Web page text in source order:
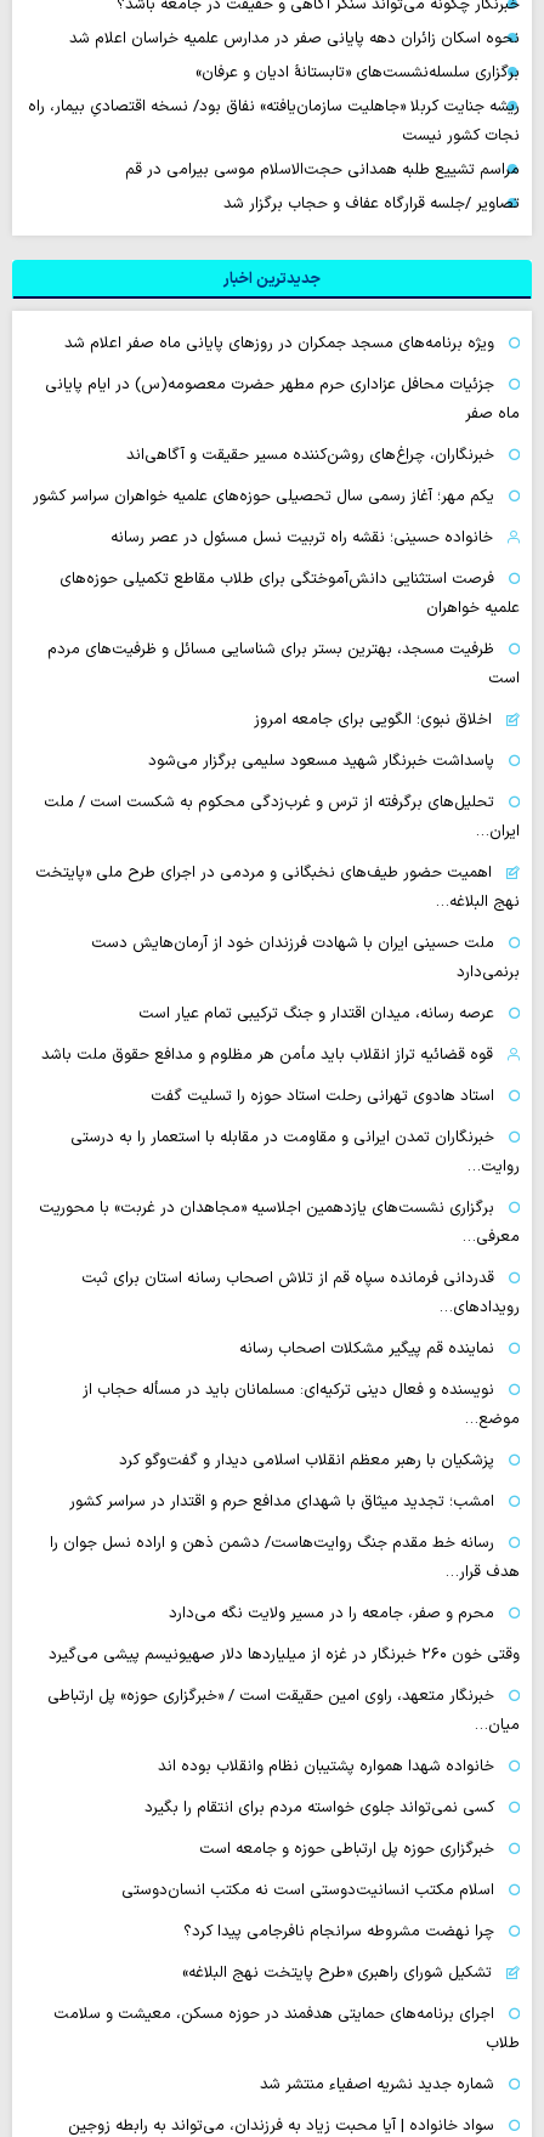
نحوه اسکان زائران دهه پایانی صفر در مدارس علمیه خراسان اعلام شد
برگزاری سلسله‌نشست‌های «تابستانهٔ ادیان و عرفان»
ریشه جنایت کربلا «جاهلیت سازمان‌یافته» نفاق بود/ نسخه اقتصادیِ بیمار، راه
نجات کشور نیست
مراسم تشییع طلبه همدانی حجت‌الاسلام موسی بیرامی در قم
تصاویر /جلسه قرارگاه عفاف و حجاب برگزار شد
جدیدترین اخبار
‌ویژه برنامه‌های مسجد جمکران در روزهای پایانی ماه صفر اعلام شد
جزئیات محافل عزاداری حرم مطهر حضرت معصومه(س) در ایام پایانی
ماه صفر
خبرنگاران، چراغ‌های روشن‌کننده مسیر حقیقت و آگاهی‌اند
یکم مهر؛ آغاز رسمی سال تحصیلی حوزه‌های علمیه خواهران سراسر کشور
خانواده حسینی؛ نقشه راه تربیت نسل مسئول در عصر رسانه
فرصت استثنایی دانش‌آموختگی برای طلاب مقاطع تکمیلی حوزه‌های
علمیه خواهران
ظرفیت مسجد، بهترین بستر برای شناسایی مسائل و ظرفیت‌های مردم
است
اخلاق نبوی؛ الگویی برای جامعه امروز
پاسداشت خبرنگار شهید مسعود سلیمی برگزار می‌شود
تحلیل‌های برگرفته از ترس و غرب‌زدگی محکوم به شکست است / ملت
ایران…
اهمیت حضور طیف‌های نخبگانی و مردمی در اجرای طرح ملی «پایتخت
نهج البلاغه…
ملت حسینی ایران با شهادت فرزندان خود از آرمان‌هایش دست
برنمی‌دارد
عرصه رسانه، میدان اقتدار و جنگ ترکیبی تمام عیار است
قوه قضائیه تراز انقلاب باید مأمن هر مظلوم و مدافع حقوق ملت باشد
استاد هادوی تهرانی رحلت استاد حوزه را تسلیت گفت
خبرنگاران تمدن ایرانی و مقاومت در مقابله با استعمار را به درستی
روایت…
برگزاری نشست‌های یازدهمین اجلاسیه «مجاهدان در غربت» با محوریت
معرفی…
قدردانی فرمانده سپاه قم از تلاش اصحاب رسانه استان برای ثبت
رویدادهای…
نماینده قم پیگیر مشکلات اصحاب رسانه
نویسنده و فعال دینی ترکیه‌ای: مسلمانان باید در مسأله حجاب از
موضع…
پزشکیان با رهبر معظم انقلاب اسلامی دیدار و گفت‌وگو کرد
امشب؛ تجدید میثاق با شهدای مدافع حرم و اقتدار در سراسر کشور
رسانه‌ خط مقدم جنگ روایت‌هاست/ دشمن ذهن و اراده نسل جوان را
هدف قرار…
محرم و صفر، جامعه را در مسیر ولایت نگه می‌دارد
وقتی خون ۲۶۰ خبرنگار در غزه از میلیاردها دلار صهیونیسم پیشی می‌گیرد
خبرنگار متعهد، راوی امین حقیقت است / «خبرگزاری حوزه» پل ارتباطی
میان…
خانواده شهدا همواره پشتیبان نظام وانقلاب بوده اند
کسی نمی‌تواند جلوی خواسته مردم برای انتقام را بگیرد
خبرگزاری حوزه پل ارتباطی حوزه و جامعه است
اسلام مکتب انسانیت‌دوستی است نه مکتب انسان‌دوستی
چرا نهضت مشروطه سرانجام نافرجامی پیدا کرد؟
تشکیل شورای راهبری «طرح پایتخت نهج البلاغه»
اجرای برنامه‌های حمایتی هدفمند در حوزه مسکن، معیشت و سلامت
طلاب
شماره جدید نشریه اصفیاء منتشر شد
سواد خانواده | آیا محبت زیاد به فرزندان، می‌تواند به رابطه زوجین